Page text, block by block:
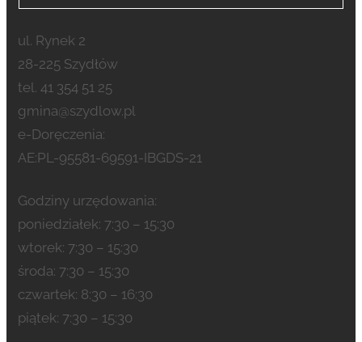
ul. Rynek 2
28-225 Szydłów
tel. 41 354 51 25
gmina@szydlow.pl
e-Doręczenia:
AE:PL-95581-69591-IBGDS-21
Godziny urzędowania:
poniedziałek: 7:30 – 15:30
wtorek: 7:30 – 15:30
środa: 7:30 – 15:30
czwartek: 8:30 – 16:30
piątek: 7:30 – 15:30